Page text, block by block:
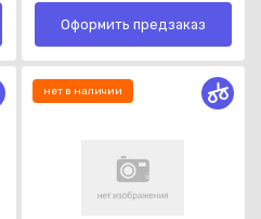
Оформить предзаказ
нет в наличии